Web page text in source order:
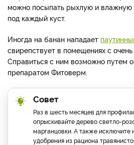
можно посыпать рыхлую и влажную
под каждый куст.
Иногда на банан нападает
свирепствует в помещениях с
Справиться с ним возможно путем
препаратом Фитоверм.
Совет
Раз в шесть месяцев для
опрыскивайте дерево светло-
марганцовки. А также исключите
удобрения из рациона